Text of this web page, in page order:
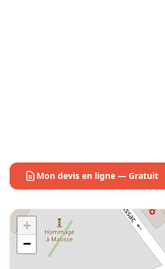
Mon devis en ligne — Gratuit
+
−